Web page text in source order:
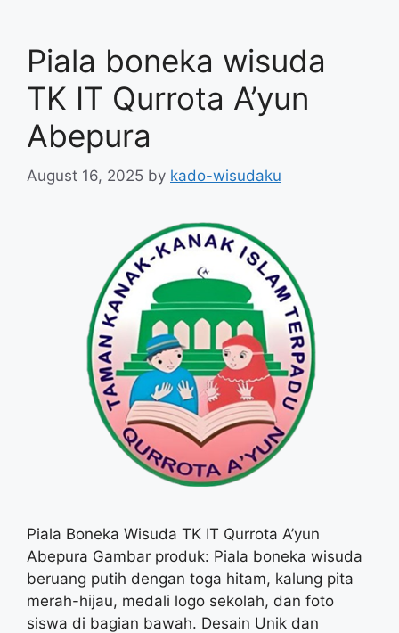
Piala boneka wisuda
TK IT Qurrota A’yun
Abepura
August 16, 2025 by kado-wisudaku
Piala Boneka Wisuda TK IT Qurrota A’yun
Abepura Gambar produk: Piala boneka wisuda
beruang putih dengan toga hitam, kalung pita
merah-hijau, medali logo sekolah, dan foto
siswa di bagian bawah. Desain Unik dan